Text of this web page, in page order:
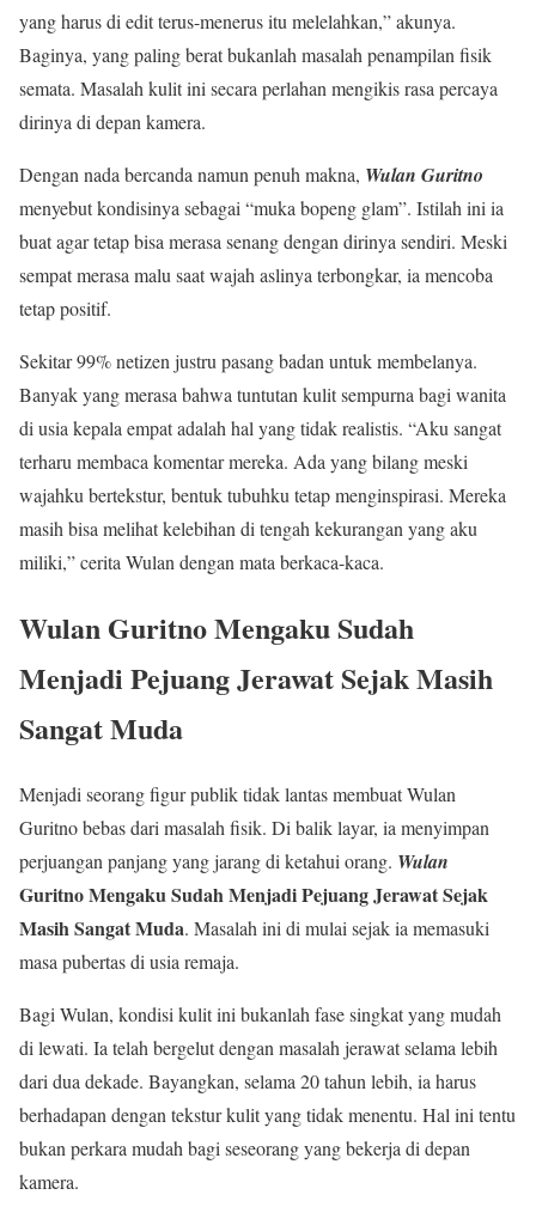
yang harus di edit terus-menerus itu melelahkan,” akunya.
Baginya, yang paling berat bukanlah masalah penampilan fisik
semata. Masalah kulit ini secara perlahan mengikis rasa percaya
dirinya di depan kamera.
Dengan nada bercanda namun penuh makna, Wulan Guritno
menyebut kondisinya sebagai “muka bopeng glam”. Istilah ini ia
buat agar tetap bisa merasa senang dengan dirinya sendiri. Meski
sempat merasa malu saat wajah aslinya terbongkar, ia mencoba
tetap positif.
Sekitar 99% netizen justru pasang badan untuk membelanya.
Banyak yang merasa bahwa tuntutan kulit sempurna bagi wanita
di usia kepala empat adalah hal yang tidak realistis. “Aku sangat
terharu membaca komentar mereka. Ada yang bilang meski
wajahku bertekstur, bentuk tubuhku tetap menginspirasi. Mereka
masih bisa melihat kelebihan di tengah kekurangan yang aku
miliki,” cerita Wulan dengan mata berkaca-kaca.
Wulan Guritno Mengaku Sudah
Menjadi Pejuang Jerawat Sejak Masih
Sangat Muda
Menjadi seorang figur publik tidak lantas membuat Wulan
Guritno bebas dari masalah fisik. Di balik layar, ia menyimpan
perjuangan panjang yang jarang di ketahui orang. Wulan
Guritno Mengaku Sudah Menjadi Pejuang Jerawat Sejak
Masih Sangat Muda. Masalah ini di mulai sejak ia memasuki
masa pubertas di usia remaja.
Bagi Wulan, kondisi kulit ini bukanlah fase singkat yang mudah
di lewati. Ia telah bergelut dengan masalah jerawat selama lebih
dari dua dekade. Bayangkan, selama 20 tahun lebih, ia harus
berhadapan dengan tekstur kulit yang tidak menentu. Hal ini tentu
bukan perkara mudah bagi seseorang yang bekerja di depan
kamera.